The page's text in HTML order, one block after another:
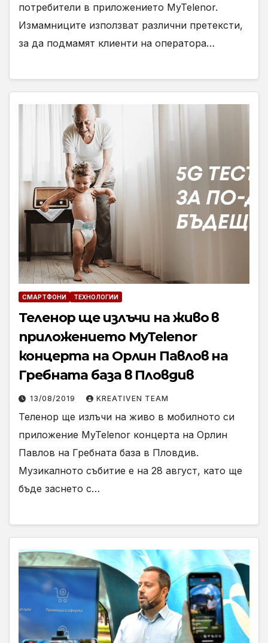
потребители в приложението MyTelenor.
Измамниците използват различни претексти,
за да подмамят клиенти на оператора…
СМАРТФОНИ ТЕХНОЛОГИИ
Теленор ще излъчи на живо в
приложението MyTelenor
концерта на Орлин Павлов на
Гребната база в Пловдив
13/08/2019 KREATIVEN TEAM
Теленор ще излъчи на живо в мобилното си
приложение MyTelenor концерта на Орлин
Павлов на Гребната база в Пловдив.
Музикалното събитие е на 28 август, като ще
бъде заснето с…